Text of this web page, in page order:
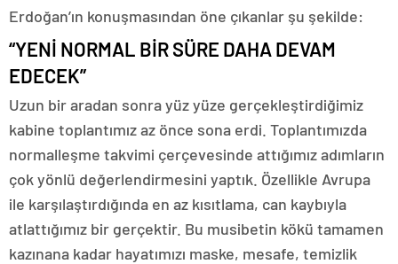
Erdoğan’ın konuşmasından öne çıkanlar şu şekilde:
“YENİ NORMAL BİR SÜRE DAHA DEVAM
EDECEK”
Uzun bir aradan sonra yüz yüze gerçekleştirdiğimiz
kabine toplantımız az önce sona erdi. Toplantımızda
normalleşme takvimi çerçevesinde attığımız adımların
çok yönlü değerlendirmesini yaptık. Özellikle Avrupa
ile karşılaştırdığında en az kısıtlama, can kaybıyla
atlattığımız bir gerçektir. Bu musibetin kökü tamamen
kazınana kadar hayatımızı maske, mesafe, temizlik